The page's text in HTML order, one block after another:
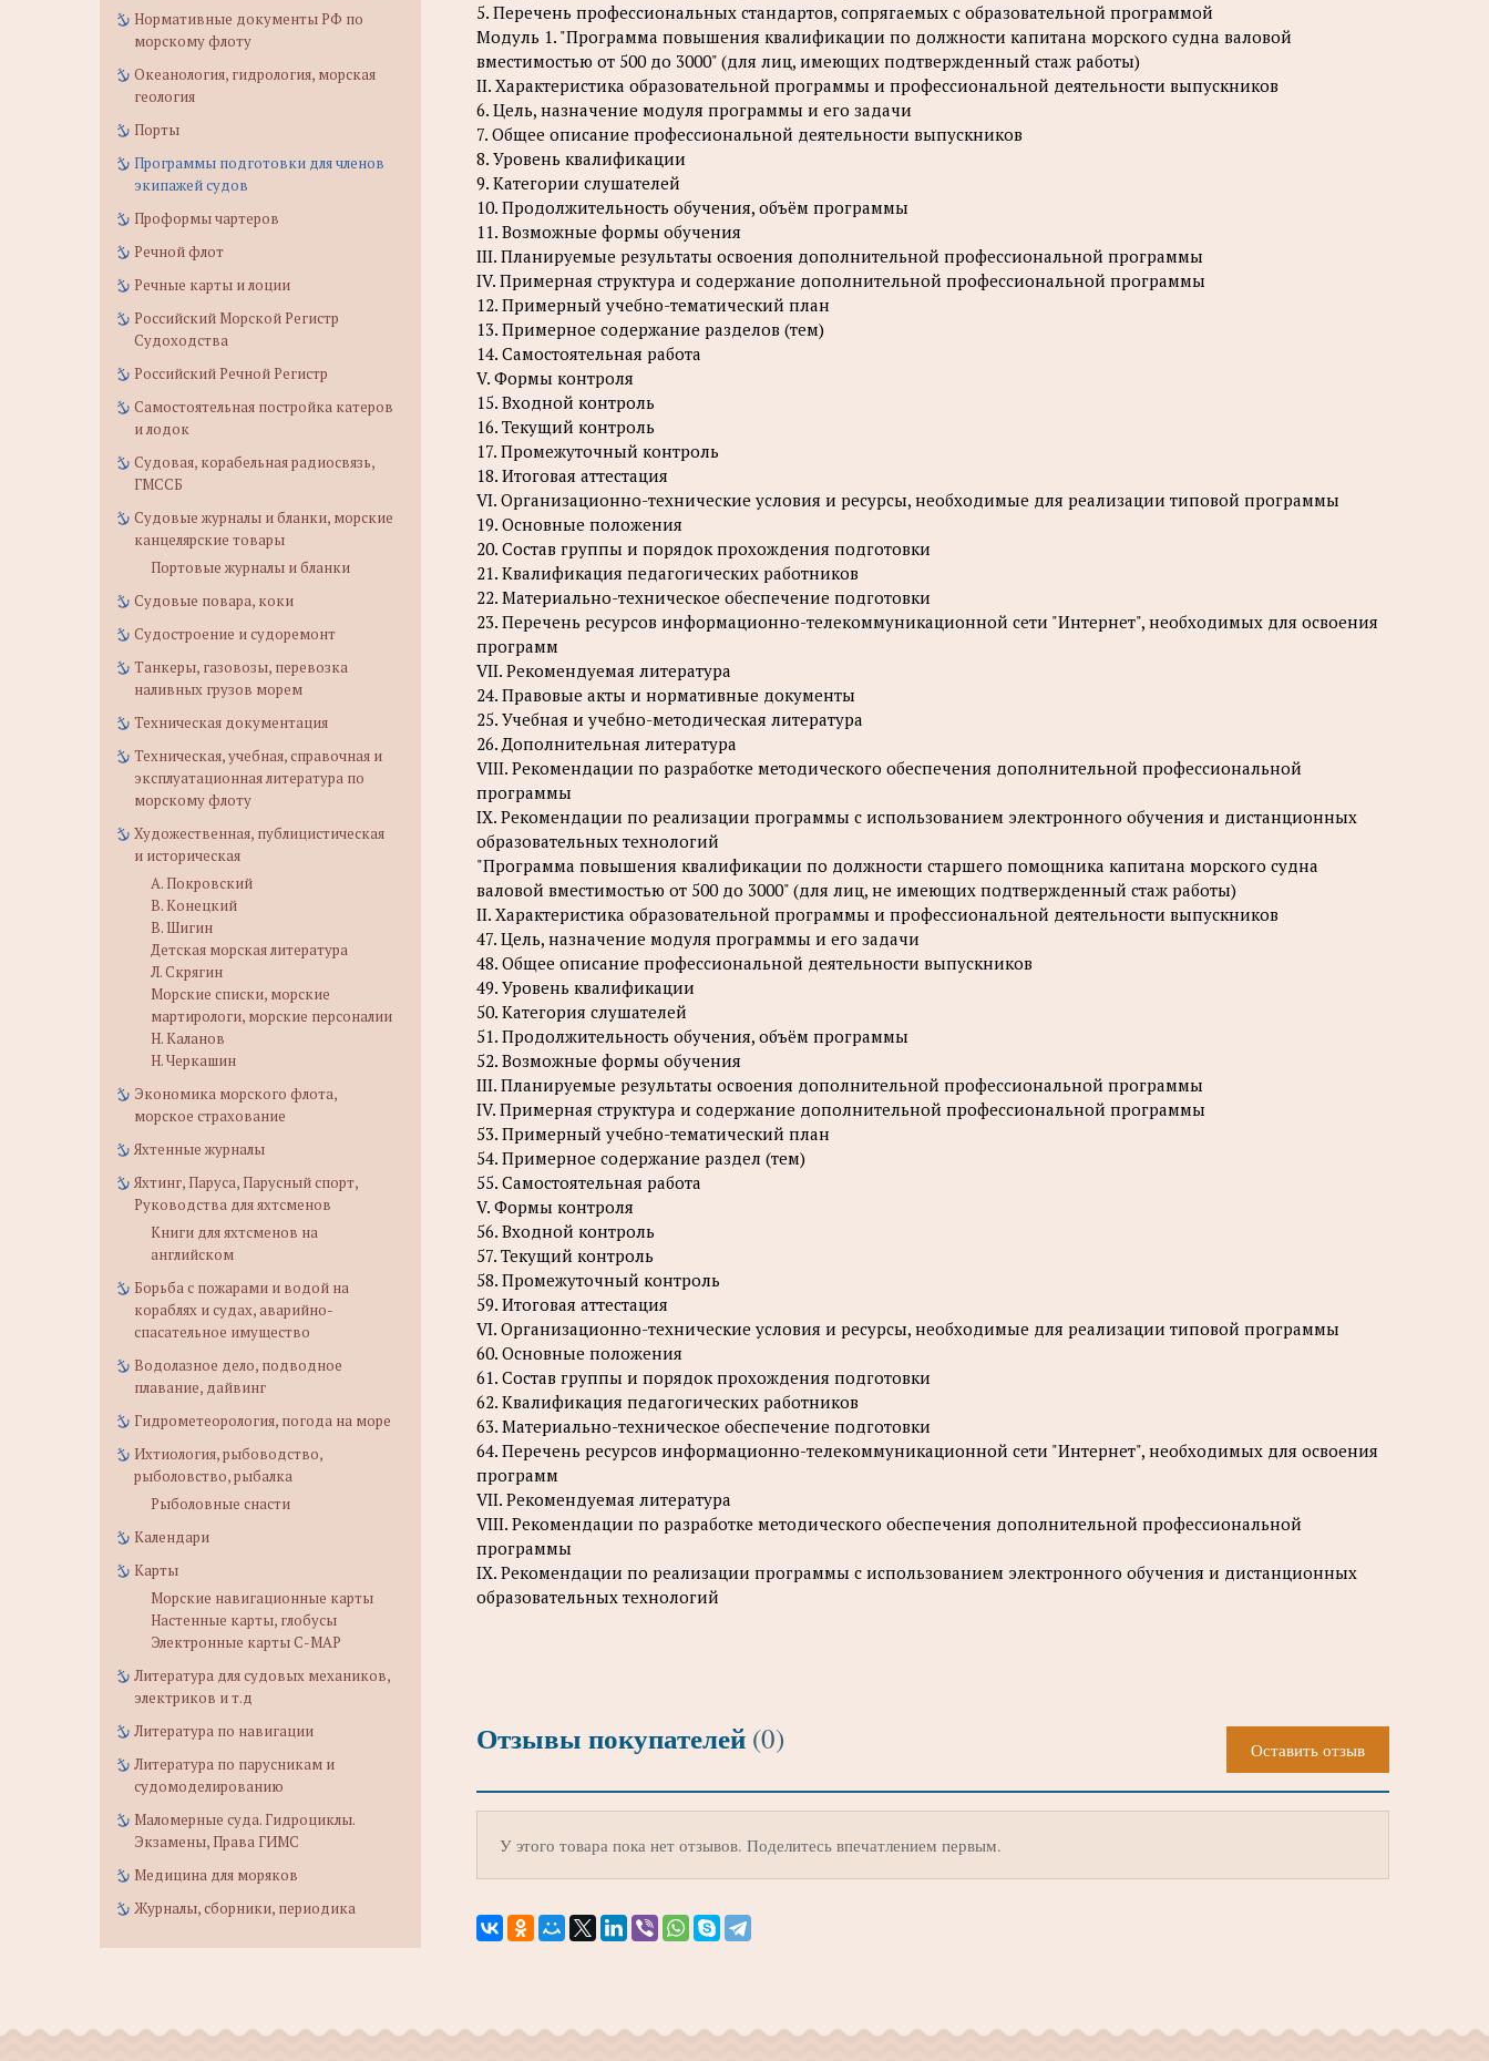
Нормативные документы РФ по
морскому флоту
Океанология, гидрология, морская
геология
Порты
Программы подготовки для членов
экипажей судов
Проформы чартеров
Речной флот
Речные карты и лоции
Российский Морской Регистр
Судоходства
Российский Речной Регистр
Самостоятельная постройка катеров
и лодок
Судовая, корабельная радиосвязь,
ГМССБ
Судовые журналы и бланки, морские
канцелярские товары
Портовые журналы и бланки
Судовые повара, коки
Судостроение и судоремонт
Танкеры, газовозы, перевозка
наливных грузов морем
Техническая документация
Техническая, учебная, справочная и
эксплуатационная литература по
морскому флоту
Художественная, публицистическая
и историческая
А. Покровский
В. Конецкий
В. Шигин
Детская морская литература
Л. Скрягин
Морские списки, морские
мартирологи, морские персоналии
Н. Каланов
Н. Черкашин
Экономика морского флота,
морское страхование
Яхтенные журналы
Яхтинг, Паруса, Парусный спорт,
Руководства для яхтсменов
Книги для яхтсменов на
английском
Борьба с пожарами и водой на
кораблях и судах, аварийно-
спасательное имущество
Водолазное дело, подводное
плавание, дайвинг
Гидрометеорология, погода на море
Ихтиология, рыбоводство,
рыболовство, рыбалка
Рыболовные снасти
Календари
Карты
Морские навигационные карты
Настенные карты, глобусы
Электронные карты C-MAP
Литература для судовых механиков,
электриков и т.д
Литература по навигации
Литература по парусникам и
судомоделированию
Маломерные суда. Гидроциклы.
Экзамены, Права ГИМС
Медицина для моряков
Журналы, сборники, периодика
5. Перечень профессиональных стандартов, сопрягаемых с образовательной программой
Модуль 1. "Программа повышения квалификации по должности капитана морского судна валовой
вместимостью от 500 до 3000" (для лиц, имеющих подтвержденный стаж работы)
II. Характеристика образовательной программы и профессиональной деятельности выпускников
6. Цель, назначение модуля программы и его задачи
7. Общее описание профессиональной деятельности выпускников
8. Уровень квалификации
9. Категории слушателей
10. Продолжительность обучения, объём программы
11. Возможные формы обучения
III. Планируемые результаты освоения дополнительной профессиональной программы
IV. Примерная структура и содержание дополнительной профессиональной программы
12. Примерный учебно-тематический план
13. Примерное содержание разделов (тем)
14. Самостоятельная работа
V. Формы контроля
15. Входной контроль
16. Текущий контроль
17. Промежуточный контроль
18. Итоговая аттестация
VI. Организационно-технические условия и ресурсы, необходимые для реализации типовой программы
19. Основные положения
20. Состав группы и порядок прохождения подготовки
21. Квалификация педагогических работников
22. Материально-техническое обеспечение подготовки
23. Перечень ресурсов информационно-телекоммуникационной сети "Интернет", необходимых для освоения
программ
VII. Рекомендуемая литература
24. Правовые акты и нормативные документы
25. Учебная и учебно-методическая литература
26. Дополнительная литература
VIII. Рекомендации по разработке методического обеспечения дополнительной профессиональной
программы
IX. Рекомендации по реализации программы с использованием электронного обучения и дистанционных
образовательных технологий
"Программа повышения квалификации по должности старшего помощника капитана морского судна
валовой вместимостью от 500 до 3000" (для лиц, не имеющих подтвержденный стаж работы)
II. Характеристика образовательной программы и профессиональной деятельности выпускников
47. Цель, назначение модуля программы и его задачи
48. Общее описание профессиональной деятельности выпускников
49. Уровень квалификации
50. Категория слушателей
51. Продолжительность обучения, объём программы
52. Возможные формы обучения
III. Планируемые результаты освоения дополнительной профессиональной программы
IV. Примерная структура и содержание дополнительной профессиональной программы
53. Примерный учебно-тематический план
54. Примерное содержание раздел (тем)
55. Самостоятельная работа
V. Формы контроля
56. Входной контроль
57. Текущий контроль
58. Промежуточный контроль
59. Итоговая аттестация
VI. Организационно-технические условия и ресурсы, необходимые для реализации типовой программы
60. Основные положения
61. Состав группы и порядок прохождения подготовки
62. Квалификация педагогических работников
63. Материально-техническое обеспечение подготовки
64. Перечень ресурсов информационно-телекоммуникационной сети "Интернет", необходимых для освоения
программ
VII. Рекомендуемая литература
VIII. Рекомендации по разработке методического обеспечения дополнительной профессиональной
программы
IX. Рекомендации по реализации программы с использованием электронного обучения и дистанционных
образовательных технологий
Отзывы покупателей (0) Оставить отзыв
У этого товара пока нет отзывов. Поделитесь впечатлением первым.